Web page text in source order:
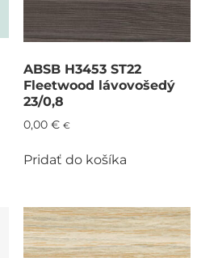
ABSB H3453 ST22
Fleetwood lávovošedý
23/0,8
0,00 € €
Pridať do košíka